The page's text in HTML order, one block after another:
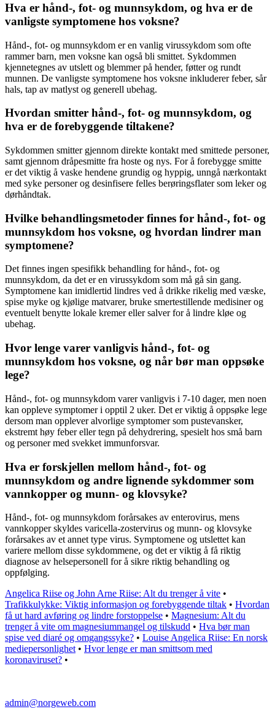
Hva er hånd-, fot- og munnsykdom, og hva er de
vanligste symptomene hos voksne?
Hånd-, fot- og munnsykdom er en vanlig virussykdom som ofte
rammer barn, men voksne kan også bli smittet. Sykdommen
kjennetegnes av utslett og blemmer på hender, føtter og rundt
munnen. De vanligste symptomene hos voksne inkluderer feber, sår
hals, tap av matlyst og generell ubehag.
Hvordan smitter hånd-, fot- og munnsykdom, og
hva er de forebyggende tiltakene?
Sykdommen smitter gjennom direkte kontakt med smittede personer,
samt gjennom dråpesmitte fra hoste og nys. For å forebygge smitte
er det viktig å vaske hendene grundig og hyppig, unngå nærkontakt
med syke personer og desinfisere felles berøringsflater som leker og
dørhåndtak.
Hvilke behandlingsmetoder finnes for hånd-, fot- og
munnsykdom hos voksne, og hvordan lindrer man
symptomene?
Det finnes ingen spesifikk behandling for hånd-, fot- og
munnsykdom, da det er en virussykdom som må gå sin gang.
Symptomene kan imidlertid lindres ved å drikke rikelig med væske,
spise myke og kjølige matvarer, bruke smertestillende medisiner og
eventuelt benytte lokale kremer eller salver for å lindre kløe og
ubehag.
Hvor lenge varer vanligvis hånd-, fot- og
munnsykdom hos voksne, og når bør man oppsøke
lege?
Hånd-, fot- og munnsykdom varer vanligvis i 7-10 dager, men noen
kan oppleve symptomer i opptil 2 uker. Det er viktig å oppsøke lege
dersom man opplever alvorlige symptomer som pustevansker,
ekstremt høy feber eller tegn på dehydrering, spesielt hos små barn
og personer med svekket immunforsvar.
Hva er forskjellen mellom hånd-, fot- og
munnsykdom og andre lignende sykdommer som
vannkopper og munn- og klovsyke?
Hånd-, fot- og munnsykdom forårsakes av enterovirus, mens
vannkopper skyldes varicella-zostervirus og munn- og klovsyke
forårsakes av et annet type virus. Symptomene og utslettet kan
variere mellom disse sykdommene, og det er viktig å få riktig
diagnose av helsepersonell for å sikre riktig behandling og
oppfølging.
Angelica Riise og John Arne Riise: Alt du trenger å vite •
Trafikkulykke: Viktig informasjon og forebyggende tiltak • Hvordan
få ut hard avføring og lindre forstoppelse • Magnesium: Alt du
trenger å vite om magnesiummangel og tilskudd • Hva bør man
spise ved diaré og omgangssyke? • Louise Angelica Riise: En norsk
mediepersonlighet • Hvor lenge er man smittsom med
koronaviruset? •
admin@norgeweb.com